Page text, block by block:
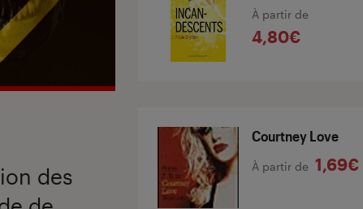
des
À partir de
4,80€
Courtney Love
À partir de 1,69€